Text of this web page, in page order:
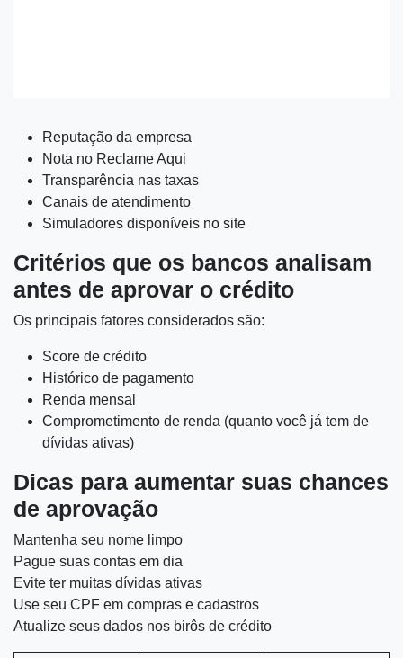
Reputação da empresa
Nota no Reclame Aqui
Transparência nas taxas
Canais de atendimento
Simuladores disponíveis no site
Critérios que os bancos analisam
antes de aprovar o crédito
Os principais fatores considerados são:
Score de crédito
Histórico de pagamento
Renda mensal
Comprometimento de renda (quanto você já tem de
dívidas ativas)
Dicas para aumentar suas chances
de aprovação
Mantenha seu nome limpo
Pague suas contas em dia
Evite ter muitas dívidas ativas
Use seu CPF em compras e cadastros
Atualize seus dados nos birôs de crédito